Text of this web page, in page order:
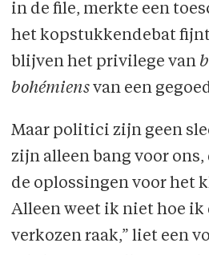
in de file, merkte een
het kopstukkendebat
blijven het privilege van
bohémiensvan een
Maar politici zijn geen
zijn alleen bang voor ons,
de oplossingen voor het
Alleen weet ik niet hoe ik
verkozen raak,” liet een